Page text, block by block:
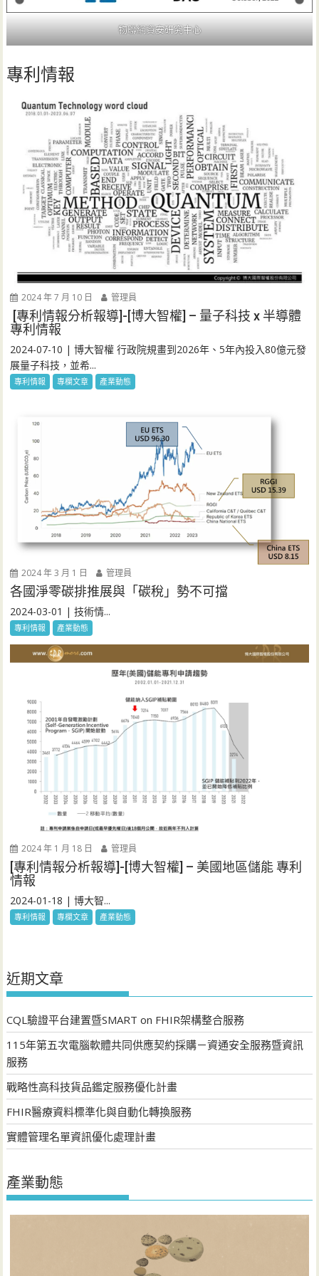
物聯網資安研究中心
專利情報
2024 年 7 月 10 日 管理員
[專利情報分析報導]-[博大智權] – 量子科技 x 半導體
專利情報
2024-07-10 | 博大智權 行政院規畫到2026年、5年內投入80億元發
展量子科技，並希...
專利情報 專欄文章 產業動態
2024 年 3 月 1 日 管理員
各國淨零碳排推展與「碳稅」勢不可擋
2024-03-01 | 技術情...
專利情報 產業動態
2024 年 1 月 18 日 管理員
[專利情報分析報導]-[博大智權] – 美國地區儲能 專利
情報
2024-01-18 | 博大智...
專利情報 專欄文章 產業動態
近期文章
CQL驗證平台建置暨SMART on FHIR架構整合服務
115年第五次電腦軟體共同供應契約採購－資通安全服務暨資訊
服務
戰略性高科技貨品鑑定服務優化計畫
FHIR醫療資料標準化與自動化轉換服務
實體管理名單資訊優化處理計畫
產業動態